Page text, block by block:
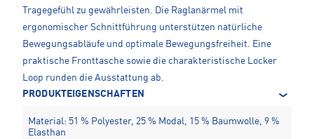
Tragegefühl zu gewährleisten. Die Raglanärmel mit
ergonomischer Schnittführung unterstützen natürliche
Bewegungsabläufe und optimale Bewegungsfreiheit. Eine
praktische Fronttasche sowie die charakteristische Locker
Loop runden die Ausstattung ab.
PRODUKTEIGENSCHAFTEN
Material: 51 % Polyester, 25 % Modal, 15 % Baumwolle, 9 %
Elasthan